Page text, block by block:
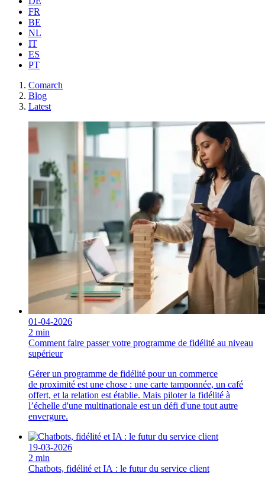
FR
BE
NL
IT
ES
PT
Comarch
Blog
Latest
01-04-2026
2 min
Comment faire passer votre programme de fidélité au niveau
supérieur
Gérer un programme de fidélité pour un commerce
de proximité est une chose : une carte tamponnée, un café
offert, et la relation est établie. Mais piloter la fidélité à
l’échelle d'une multinationale est un défi d'une tout autre
envergure.
19-03-2026
2 min
Chatbots, fidélité et IA : le futur du service client